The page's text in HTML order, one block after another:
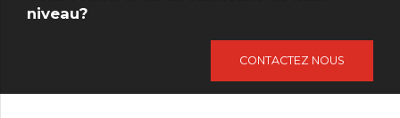
9
niveau?
CONTACTEZ NOUS